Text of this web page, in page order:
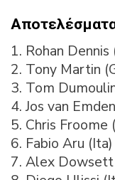
1. Rohan
2. Tony Martin
3. Tom
4. Jos van
5. Chris Froome
6. Fabio Aru
7. Alex Dowsett